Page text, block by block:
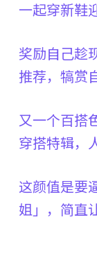
一起穿新鞋
奖励自己趁
推荐，犒赏
又一个百搭
穿搭特辑，
这颜值是要
姐」，简直